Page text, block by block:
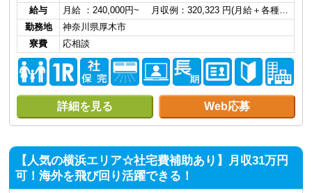
給与
月給 ：240,000円~ 月収例：320,323 円(月給＋各種…
勤務地
神奈川県厚木市
寮費
応相談
詳細を見る Web応募
【人気の横浜エリア☆社宅費補助あり】月収31万円
可！海外を飛び回り活躍できる！